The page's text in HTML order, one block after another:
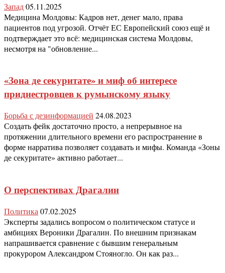
Запад05.11.2025
Медицина Молдовы: Кадров нет, денег мало, права
пациентов под угрозой. Отчёт ЕС Европейский союз ещё и
подтверждает это всё: медицинская система Молдовы,
несмотря на "обновление...
«Зона де секуритате» и миф об интересе
приднестровцев к румынскому языку
Борьба с дезинформацией 24.08.2023
Создать фейк достаточно просто, а непрерывное на
протяжении длительного времени его распространение в
форме нарратива позволяет создавать и мифы. Команда «Зоны
де секуритате» активно работает...
О перспективах Драгалин
Политика 07.02.2025
Эксперты задались вопросом о политическом статусе и
амбициях Вероники Драгалин. По внешним признакам
напрашивается сравнение с бывшим генеральным
прокурором Александром Стояногло. Он как раз...